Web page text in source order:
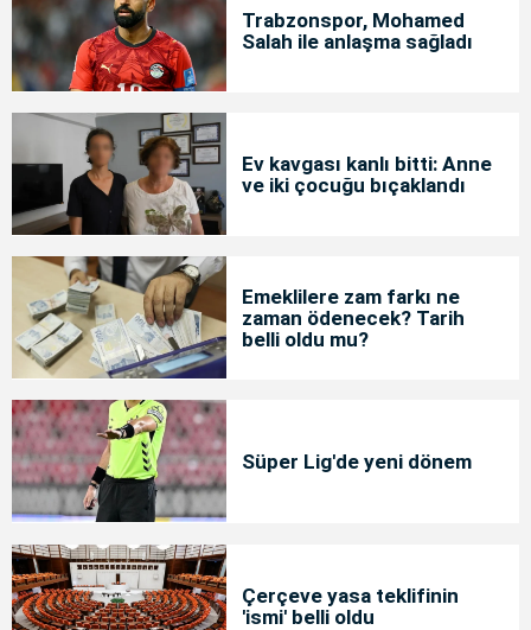
Trabzonspor, Mohamed
Salah ile anlaşma sağladı
Ev kavgası kanlı bitti: Anne
ve iki çocuğu bıçaklandı
Emeklilere zam farkı ne
zaman ödenecek? Tarih
belli oldu mu?
Süper Lig'de yeni dönem
Çerçeve yasa teklifinin
'ismi' belli oldu